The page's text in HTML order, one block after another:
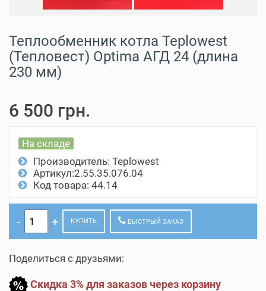
Теплообменник котла Teplowest​
(Тепловест) Optima АГД 24 (длина
230 мм)
6 500 грн.
На складе
Производитель: Teplowest
Артикул:2.55.35.076.04
Код товара: 44.14
КУПИТЬ БЫСТРЫЙ ЗАКАЗ
Поделиться с друзьями:
Скидка 3% для заказов через корзину